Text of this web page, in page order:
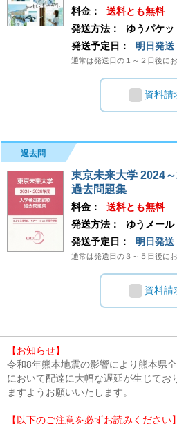
料金：
送料とも無料
発送方法：
ゆうパケッ
発送予定日：
明日発送
通常は発送日の１～２日後に
資料請
過去問
東京未来大学 2024
過去問題集
料金：
送料とも無料
発送方法：
ゆうメール
発送予定日：
明日発送
通常は発送日の３～５日後に
資料請
【お知らせ】
令和8年熊本地震の影響により熊本県
において配達に大幅な遅延が生じてお
ますようお願いいたします。
【以下のご注意を必ずお読みください】